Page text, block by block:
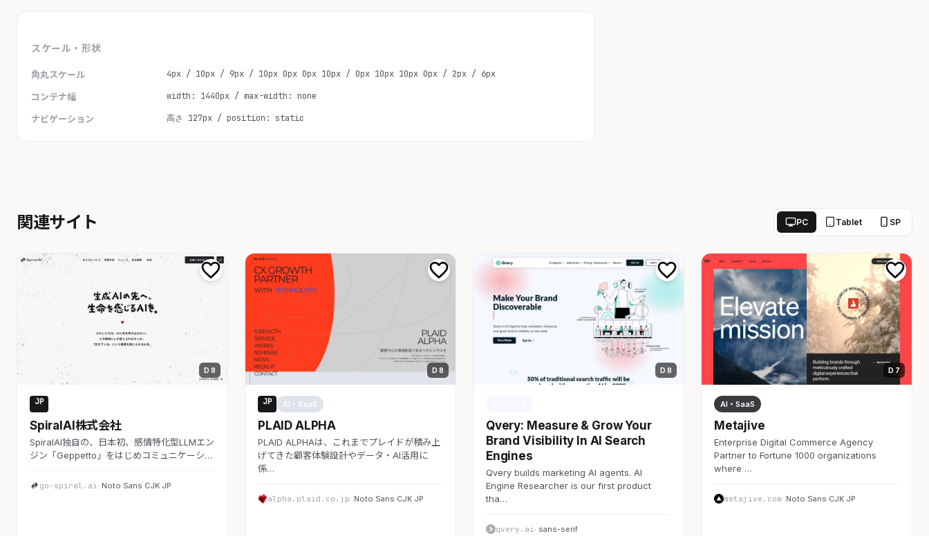
スケール・形状
角丸スケール 4px / 10px / 9px / 10px 0px 0px 10px / 0px 10px 10px 0px / 2px / 6px
コンテナ幅 width: 1440px / max-width: none
ナビゲーション 高さ 127px / position: static
関連サイト PC Tablet SP
D 8
JP
SpiralAI株式会社
SpiralAI独自の、日本初、感情特化型LLMエン
ジン「Geppetto」をはじめコミュニケーシ…
go-spiral.ai · Noto Sans CJK JP
D 8
JP AI・SaaS
PLAID ALPHA
PLAID ALPHAは、これまでプレイドが積み上
げてきた顧客体験設計やデータ・AI活用に
係…
alpha.plaid.co.jp· Noto Sans CJK JP
D 8
Qvery: Measure & Grow Your
Brand Visibility In AI Search
Engines
Qvery builds marketing AI agents. AI
Engine Researcher is our first product
tha…
qvery.ai · sans-serif
D 7
AI・SaaS
Metajive
Enterprise Digital Commerce Agency
Partner to Fortune 1000 organizations
where …
metajive.com· Noto Sans CJK JP